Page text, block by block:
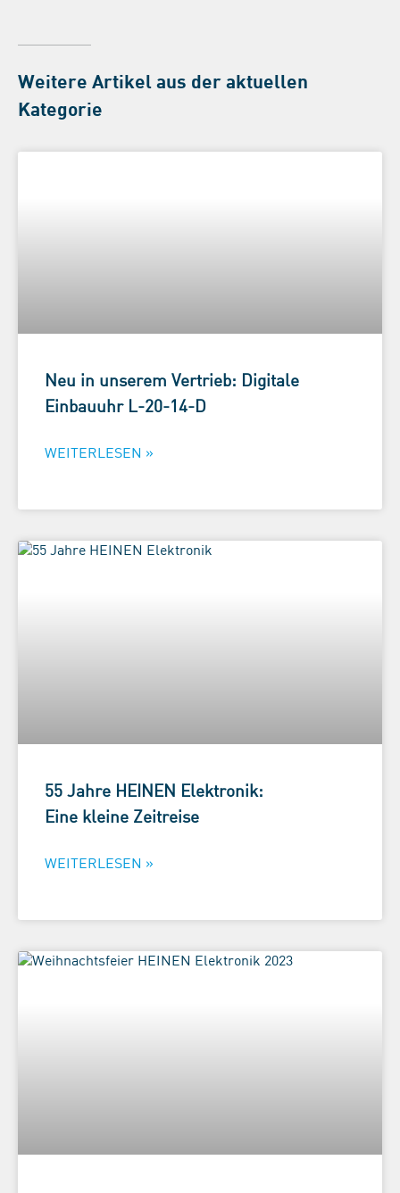
Weitere Artikel aus der aktuellen
Kategorie
Neu in unserem Vertrieb: Digitale
Einbauuhr L-20-14-D
WEITERLESEN »
55 Jahre HEINEN Elektronik:
Eine kleine Zeitreise
WEITERLESEN »